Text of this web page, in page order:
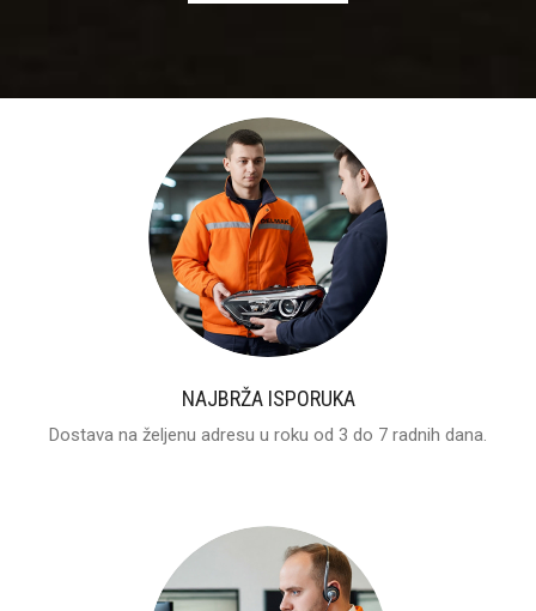
NAJBRŽA ISPORUKA
Dostava na željenu adresu u roku od 3 do 7 radnih dana.